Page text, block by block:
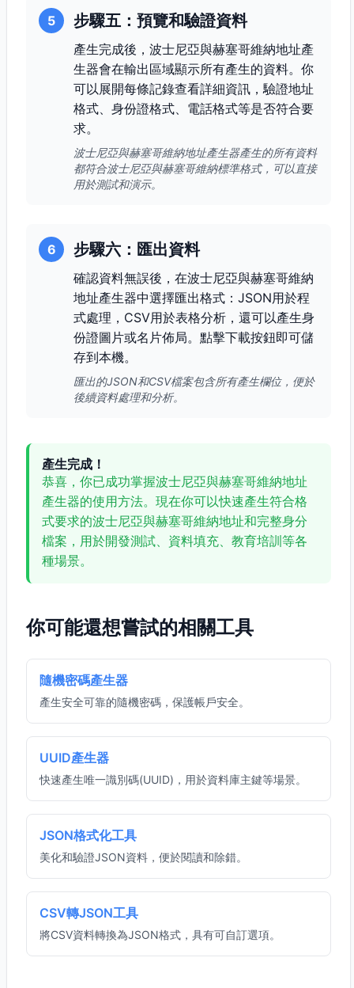
5 步驟五：預覽和驗證資料
產生完成後，波士尼亞與赫塞哥維納地址產
生器會在輸出區域顯示所有產生的資料。你
可以展開每條記錄查看詳細資訊，驗證地址
格式、身份證格式、電話格式等是否符合要
求。
波士尼亞與赫塞哥維納地址產生器產生的所有資料
都符合波士尼亞與赫塞哥維納標準格式，可以直接
用於測試和演示。
6 步驟六：匯出資料
確認資料無誤後，在波士尼亞與赫塞哥維納
地址產生器中選擇匯出格式：JSON用於程
式處理，CSV用於表格分析，還可以產生身
份證圖片或名片佈局。點擊下載按鈕即可儲
存到本機。
匯出的JSON和CSV檔案包含所有產生欄位，便於
後續資料處理和分析。
產生完成！
恭喜，你已成功掌握波士尼亞與赫塞哥維納地址
產生器的使用方法。現在你可以快速產生符合格
式要求的波士尼亞與赫塞哥維納地址和完整身分
檔案，用於開發測試、資料填充、教育培訓等各
種場景。
你可能還想嘗試的相關工具
隨機密碼產生器
產生安全可靠的隨機密碼，保護帳戶安全。
UUID產生器
快速產生唯一識別碼(UUID)，用於資料庫主鍵等場景。
JSON格式化工具
美化和驗證JSON資料，便於閱讀和除錯。
CSV轉JSON工具
將CSV資料轉換為JSON格式，具有可自訂選項。